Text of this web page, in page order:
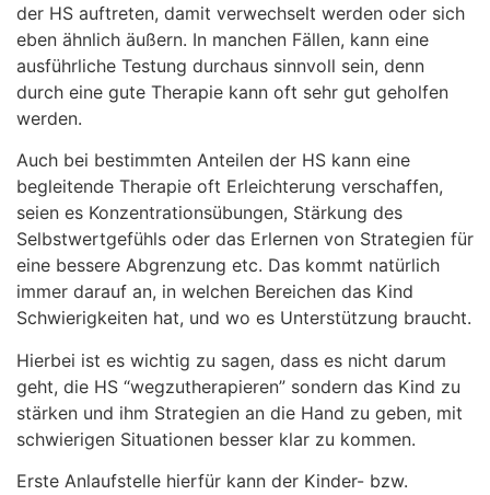
der HS auftreten, damit verwechselt werden oder sich
eben ähnlich äußern. In manchen Fällen, kann eine
ausführliche Testung durchaus sinnvoll sein, denn
durch eine gute Therapie kann oft sehr gut geholfen
werden.
Auch bei bestimmten Anteilen der HS kann eine
begleitende Therapie oft Erleichterung verschaffen,
seien es Konzentrationsübungen, Stärkung des
Selbstwertgefühls oder das Erlernen von Strategien für
eine bessere Abgrenzung etc. Das kommt natürlich
immer darauf an, in welchen Bereichen das Kind
Schwierigkeiten hat, und wo es Unterstützung braucht.
Hierbei ist es wichtig zu sagen, dass es nicht darum
geht, die HS “wegzutherapieren” sondern das Kind zu
stärken und ihm Strategien an die Hand zu geben, mit
schwierigen Situationen besser klar zu kommen.
Erste Anlaufstelle hierfür kann der Kinder- bzw.